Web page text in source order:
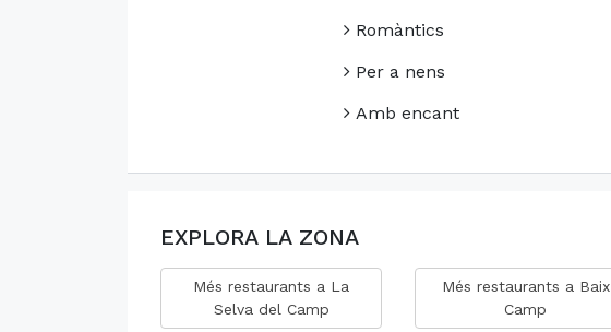
Romàntics
Per a nens
Amb encant
EXPLORA LA ZONA
Més restaurants a La
Selva del Camp
Més restaurants a Baix
Camp